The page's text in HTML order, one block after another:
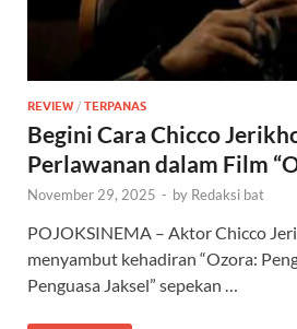
REVIEW / TERPANAS
Begini Cara Chicco
Perlawanan dalam Film
November 29, 2025 - by Redaksi bat
POJOKSINEMA – Aktor Chicco
menyambut kehadiran “Ozora:
Penguasa Jaksel” sepekan …